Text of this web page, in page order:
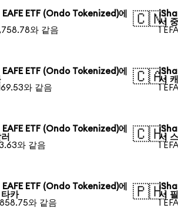
ETF (Ondo Tokenized)에
와 같음
🇨🇳
서
1
ETF (Ondo Tokenized)에
와 같음
🇨🇦
서
1
ETF (Ondo Tokenized)에
와 같음
🇨🇭
서
1
ETF (Ondo Tokenized)에
카
와 같음
🇵🇭
서
1